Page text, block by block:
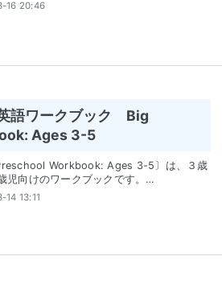
16 20:46
語ワークブック Big
Ages 3-5
Workbook: Ages 3-5〕は、３歳
児向けのワークブックです。…
14 13:11